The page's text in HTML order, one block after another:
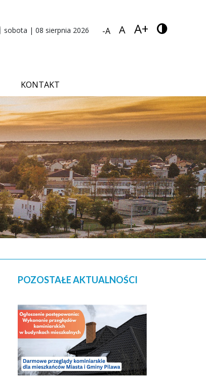
sobota | 08 sierpnia 2026 -A A A+
KONTAKT
POZOSTAŁE AKTUALNOŚCI